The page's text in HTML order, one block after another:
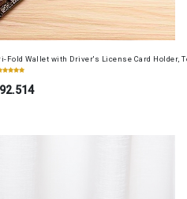
Wallet with Driver's License Card Holder,